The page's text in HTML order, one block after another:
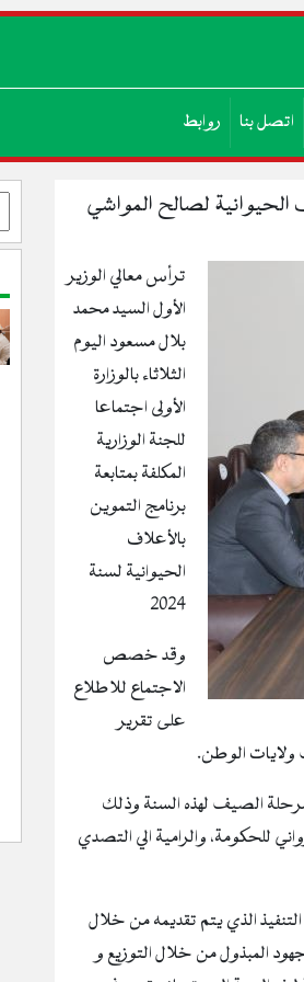
اتصل بنا روابط
الحيوانية لصالح المواشي
ترأس معالي الوزير
الأول السيد محمد
بلال مسعود اليوم
الثلاثاء بالوزارة
الأولى اجتماعا
للجنة الوزارية
المكلفة بمتابعة
برنامج التموين
بالأعلاف
الحيوانية لسنة
2024
وقد خصص
الاجتماع للاطلاع
على تقرير
ولايات الوطن.
الصيف لهذه السنة وذلك
للحكومة، والرامية الي التصدي
التنفيذ الذي يتم تقديمه من خلال
المبذول من خلال التوزيع و